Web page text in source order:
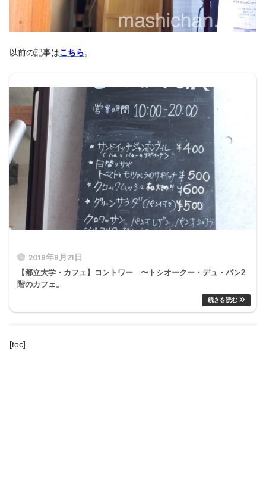
以前の記事はこちら。
2018年8月21日
【都立大学・カフェ】コントワー 〜トシオークー・デュ・パン2
階のカフェ。
[toc]